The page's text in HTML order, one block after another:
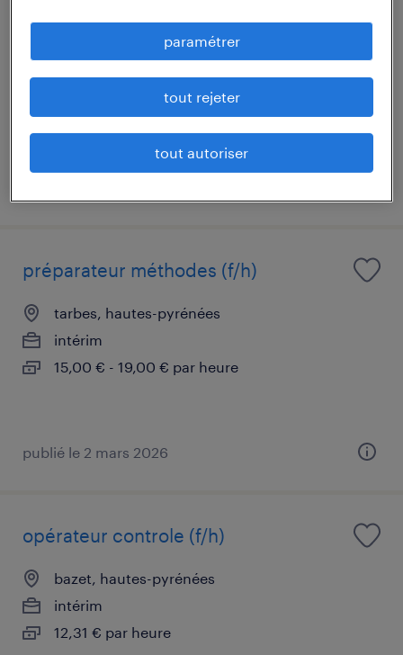
coffrets électriques (f/h)
séméac, hautes-pyrénées
préparateur méthodes (f/h)
tarbes, hautes-pyrénées
intérim
15,00 € - 19,00 € par heure
publié le 2 mars 2026
opérateur controle (f/h)
bazet, hautes-pyrénées
intérim
12,31 € par heure
paramétrer
tout rejeter
tout autoriser